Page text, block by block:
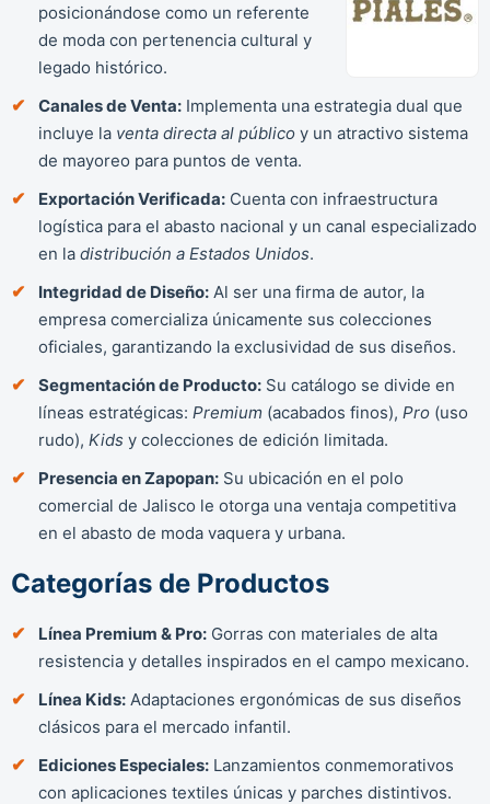
posicionándose como un referente
de moda con pertenencia cultural y
legado histórico.
Canales de Venta: Implementa una estrategia dual que
incluye la venta directa al público y un atractivo sistema
de mayoreo para puntos de venta.
Exportación Verificada: Cuenta con infraestructura
logística para el abasto nacional y un canal especializado
en la distribución a Estados Unidos.
Integridad de Diseño: Al ser una firma de autor, la
empresa comercializa únicamente sus colecciones
oficiales, garantizando la exclusividad de sus diseños.
Segmentación de Producto: Su catálogo se divide en
líneas estratégicas: Premium (acabados finos), Pro (uso
rudo), Kids y colecciones de edición limitada.
Presencia en Zapopan: Su ubicación en el polo
comercial de Jalisco le otorga una ventaja competitiva
en el abasto de moda vaquera y urbana.
Categorías de Productos
Línea Premium & Pro: Gorras con materiales de alta
resistencia y detalles inspirados en el campo mexicano.
Línea Kids: Adaptaciones ergonómicas de sus diseños
clásicos para el mercado infantil.
Ediciones Especiales: Lanzamientos conmemorativos
con aplicaciones textiles únicas y parches distintivos.